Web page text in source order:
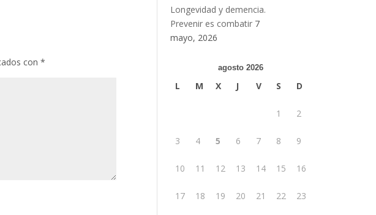
con *
Longevidad y demencia.
Prevenir es combatir 7
mayo, 2026
agosto 2026
L M X J V S D
1 2
3 4 5 6 7 8 9
10 11 12 13 14 15 16
17 18 19 20 21 22 23